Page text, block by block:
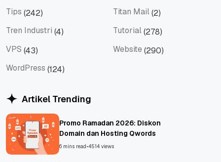
Tips (242) Titan Mail(2)
Tren Industri (4) Tutorial(278)
VPS (43) Website (290)
WordPress (124)
Artikel Trending
Promo Ramadan 2026: Diskon
Domain dan Hosting Qwords
6 mins read•4514 views